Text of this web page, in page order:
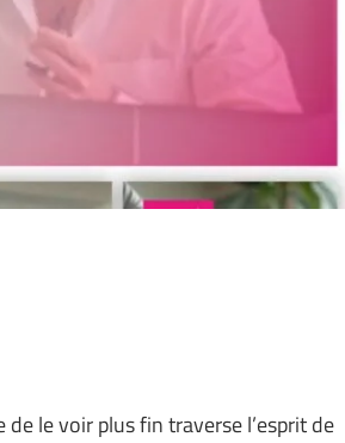
le voir plus fin traverse l’esprit de